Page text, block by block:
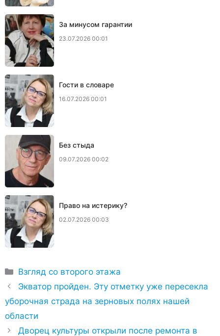
За минусом гарантии
23.07.2026 00:01
Гости в словаре
16.07.2026 00:01
Без стыда
09.07.2026 00:02
Право на истерику?
02.07.2026 00:03
Рубрики
Взгляд со второго этажа
Экватор пройден. Эту отметку уже пересекла
уборочная страда на зерновых полях нашей
области
Дворец культуры открыли после ремонта в